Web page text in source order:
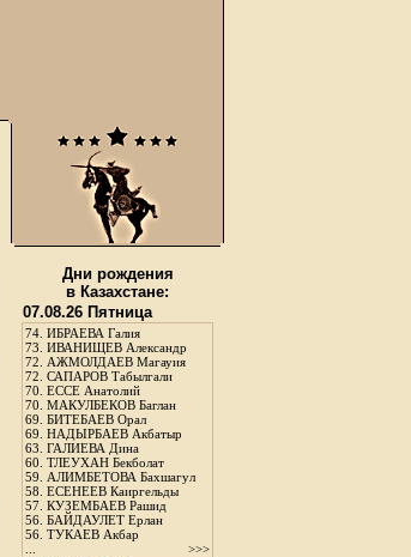
Дни рождения
в Казахстане:
07.08.26 Пятница
74. ИБРАЕВА Галия
73. ИВАНИЩЕВ Александр
72. АЖМОЛДАЕВ Магауия
72. САПАРОВ Табылгали
70. ЕССЕ Анатолий
70. МАКУЛБЕКОВ Баглан
69. БИТЕБАЕВ Орал
69. НАДЫРБАЕВ Акбатыр
63. ГАЛИЕВА Дина
60. ТЛЕУХАН Бекболат
59. АЛИМБЕТОВА Бахшагул
58. ЕСЕНЕЕВ Каиргельды
57. КУЗЕМБАЕВ Рашид
56. БАЙДАУЛЕТ Ерлан
56. ТУКАЕВ Акбар
>>>